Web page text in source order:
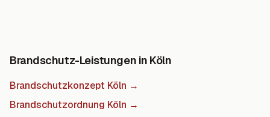
Brandschutz-Leistungen in Köln
Brandschutzkonzept Köln →
Brandschutzordnung Köln →